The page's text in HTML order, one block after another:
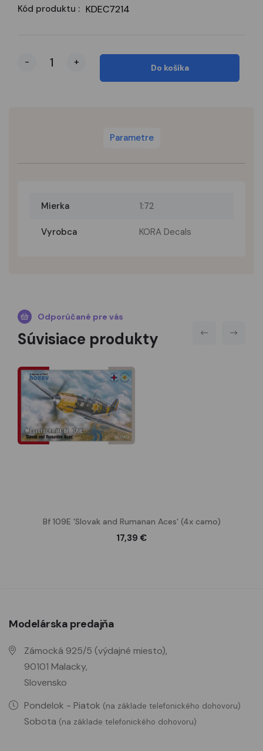
Kód produktu : KDEC7214
- +
Do košíka
Parametre
Mierka 1:72
Vyrobca KORA Decals
Odporúčané pre vás
Súvisiace produkty
Bf 109E 'Slovak and Rumanan Aces' (4x camo)
17,39 €
Modelárska predajňa
Zámocká 925/5 (výdajné miesto),
90101 Malacky,
Slovensko
Pondelok - Piatok (na základe telefonického dohovoru)
Sobota (na základe telefonického dohovoru)